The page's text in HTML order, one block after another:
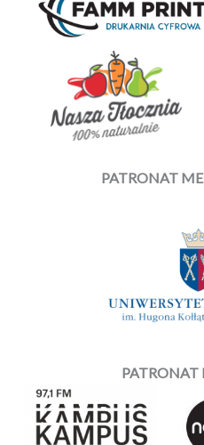
PATRONAT
PATRONAT